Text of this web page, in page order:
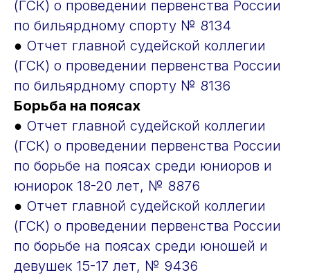
(ГСК) о проведении первенства России
по бильярдному спорту № 8134
● Отчет главной судейской коллегии
(ГСК) о проведении первенства России
по бильярдному спорту № 8136
Борьба на поясах
● Отчет главной судейской коллегии
(ГСК) о проведении первенства России
по борьбе на поясах среди юниоров и
юниорок 18-20 лет, № 8876
● Отчет главной судейской коллегии
(ГСК) о проведении первенства России
по борьбе на поясах среди юношей и
девушек 15-17 лет, № 9436